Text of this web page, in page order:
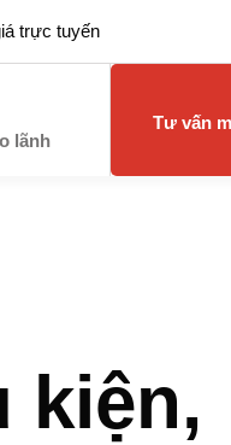
trực tuyến
lãnh
Tư vấn
kiện,